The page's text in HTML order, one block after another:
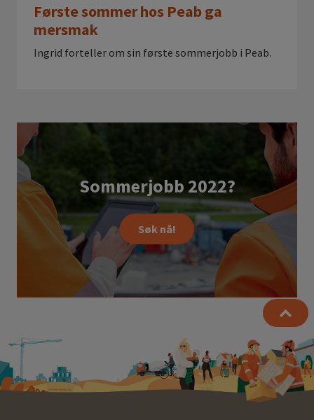
Første sommer hos Peab ga
mersmak
Ingrid forteller om sin første sommerjobb i Peab.
Sommerjobb 2022?
Søk nå!